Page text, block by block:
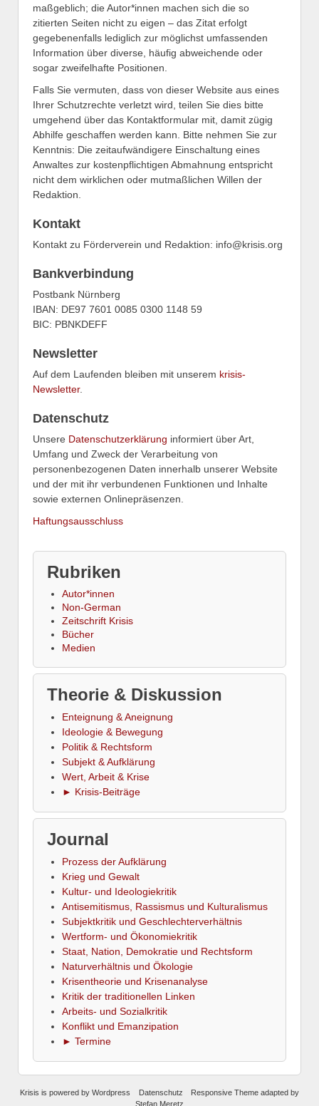
maßgeblich; die Autor*innen machen sich die so
zitierten Seiten nicht zu eigen – das Zitat erfolgt
gegebenenfalls lediglich zur möglichst umfassenden
Information über diverse, häufig abweichende oder
sogar zweifelhafte Positionen.
Falls Sie vermuten, dass von dieser Website aus eines
Ihrer Schutzrechte verletzt wird, teilen Sie dies bitte
umgehend über das Kontaktformular mit, damit zügig
Abhilfe geschaffen werden kann. Bitte nehmen Sie zur
Kenntnis: Die zeitaufwändigere Einschaltung eines
Anwaltes zur kostenpflichtigen Abmahnung entspricht
nicht dem wirklichen oder mutmaßlichen Willen der
Redaktion.
Kontakt
Kontakt zu Förderverein und Redaktion: info@krisis.org
Bankverbindung
Postbank Nürnberg
IBAN: DE97 7601 0085 0300 1148 59
BIC: PBNKDEFF
Newsletter
Auf dem Laufenden bleiben mit unserem krisis-
Newsletter.
Datenschutz
Unsere Datenschutzerklärung informiert über Art,
Umfang und Zweck der Verarbeitung von
personenbezogenen Daten innerhalb unserer Website
und der mit ihr verbundenen Funktionen und Inhalte
sowie externen Onlinepräsenzen.
Haftungsausschluss
Rubriken
Autor*innen
Non-German
Zeitschrift Krisis
Bücher
Medien
Theorie & Diskussion
Enteignung & Aneignung
Ideologie & Bewegung
Politik & Rechtsform
Subjekt & Aufklärung
Wert, Arbeit & Krise
► Krisis-Beiträge
Journal
Prozess der Aufklärung
Krieg und Gewalt
Kultur- und Ideologiekritik
Antisemitismus, Rassismus und Kulturalismus
Subjektkritik und Geschlechterverhältnis
Wertform- und Ökonomiekritik
Staat, Nation, Demokratie und Rechtsform
Naturverhältnis und Ökologie
Krisentheorie und Krisenanalyse
Kritik der traditionellen Linken
Arbeits- und Sozialkritik
Konflikt und Emanzipation
► Termine
Krisis is powered byWordpress Datenschutz Responsive Themeadapted by
Stefan Meretz